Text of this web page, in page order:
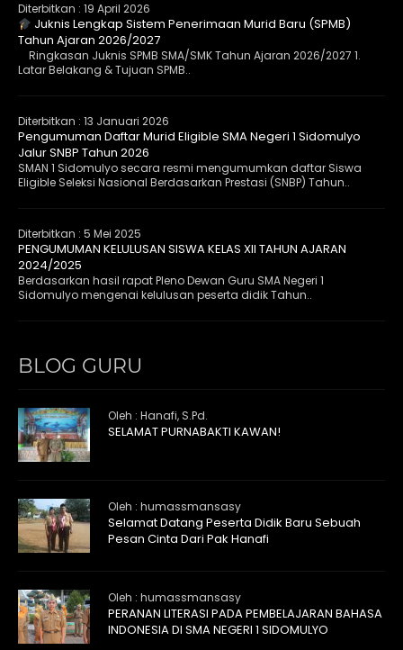
Diterbitkan : 19 April 2026
Juknis Lengkap Sistem Penerimaan Murid Baru (SPMB)
Tahun Ajaran 2026/2027
Ringkasan Juknis SPMB SMA/SMK Tahun Ajaran 2026/2027 1.
Latar Belakang & Tujuan SPMB..
Diterbitkan : 13 Januari 2026
Pengumuman Daftar Murid Eligible SMA Negeri 1 Sidomulyo
Jalur SNBP Tahun 2026
SMAN 1 Sidomulyo secara resmi mengumumkan daftar Siswa
Eligible Seleksi Nasional Berdasarkan Prestasi (SNBP) Tahun..
Diterbitkan : 5 Mei 2025
PENGUMUMAN KELULUSAN SISWA KELAS XII TAHUN AJARAN
2024/2025
Berdasarkan hasil rapat Pleno Dewan Guru SMA Negeri 1
Sidomulyo mengenai kelulusan peserta didik Tahun..
BLOG GURU
Oleh : Hanafi, S.Pd.
SELAMAT PURNABAKTI KAWAN!
Oleh : humassmansasy
Selamat Datang Peserta Didik Baru Sebuah
Pesan Cinta Dari Pak Hanafi
Oleh : humassmansasy
PERANAN LITERASI PADA PEMBELAJARAN BAHASA
INDONESIA DI SMA NEGERI 1 SIDOMULYO